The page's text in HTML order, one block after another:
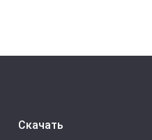
Скачать